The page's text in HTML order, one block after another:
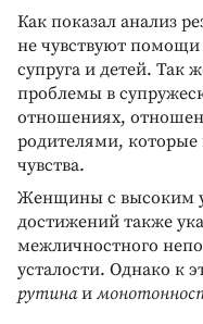
Как показал анализ
не чувствуют
супруга и детей. Так
проблемы в
отношениях,
родителями,
чувства.
Женщины с высоким
достижений также
межличностного
усталости. Однако к
рутинаи